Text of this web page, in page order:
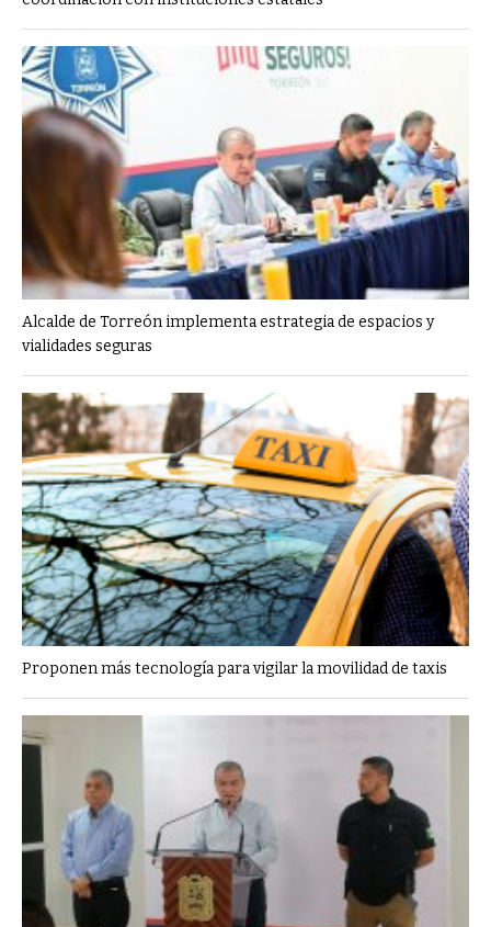
Alcalde de Torreón implementa estrategia de espacios y
vialidades seguras
Proponen más tecnología para vigilar la movilidad de taxis